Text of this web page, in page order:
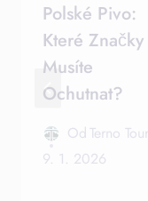
Polské Pivo:
Které Značky
Musíte
Ochutnat?
Od Terno Tour
9. 1. 2026